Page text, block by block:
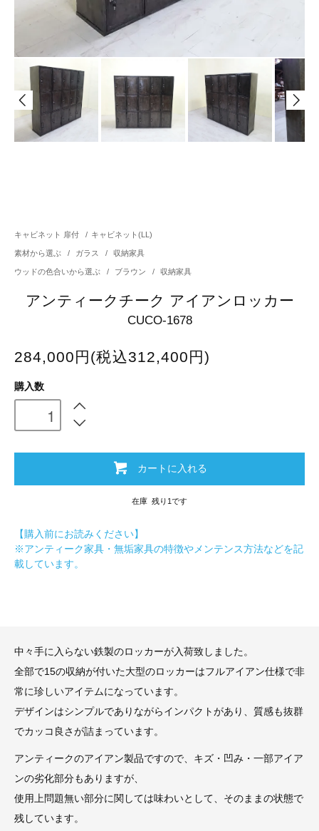
キャビネット 扉付 / キャビネット(LL)
素材から選ぶ / ガラス / 収納家具
ウッドの色合いから選ぶ / ブラウン / 収納家具
アンティークチーク アイアンロッカー
CUCO-1678
284,000円(税込312,400円)
購入数
カートに入れる
在庫 残り1です
【購入前にお読みください】
※アンティーク家具・無垢家具の特徴やメンテンス方法などを記
載しています。
中々手に入らない鉄製のロッカーが入荷致しました。
全部で15の収納が付いた大型のロッカーはフルアイアン仕様で非
常に珍しいアイテムになっています。
デザインはシンプルでありながらインパクトがあり、質感も抜群
でカッコ良さが詰まっています。
アンティークのアイアン製品ですので、キズ・凹み・一部アイア
ンの劣化部分もありますが、
使用上問題無い部分に関しては味わいとして、そのままの状態で
残しています。